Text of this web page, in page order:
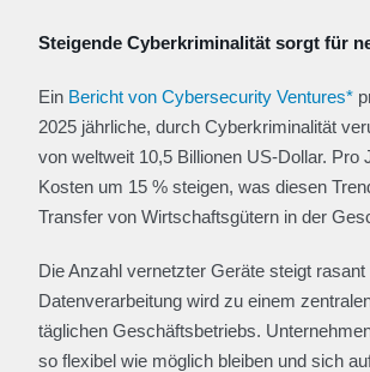
Steigende Cyberkriminalität sorgt für
Ein Bericht von Cybersecurity Ventures*
2025 jährliche, durch Cyberkriminalität
von weltweit 10,5 Billionen US-Dollar. Pro
Kosten um 15 % steigen, was diesen
Transfer von Wirtschaftsgütern in der
Die Anzahl vernetzter Geräte steigt rasant
Datenverarbeitung wird zu einem
täglichen Geschäftsbetriebs.
so flexibel wie möglich bleiben und sich